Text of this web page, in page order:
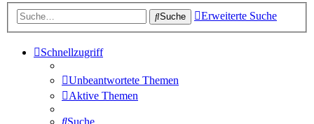
Suche Erweiterte Suche
Schnellzugriff
Unbeantwortete Themen
Aktive Themen
Suche